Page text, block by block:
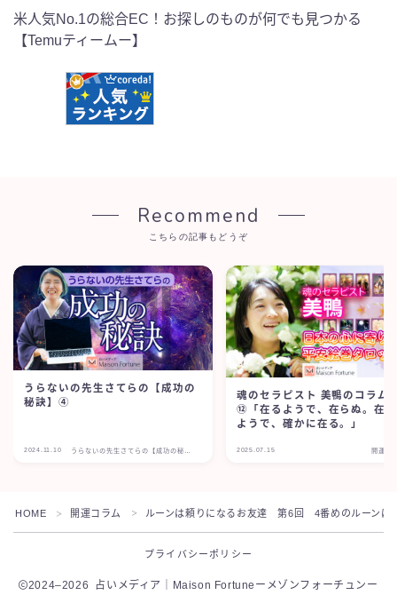
米人気No.1の総合EC！お探しのものが何でも見つかる
【Temuティームー】
Recommend
こちらの記事もどうぞ
うらないの先生さてらの【成功の
秘訣】④
2024.11.10 うらないの先生さてらの【成功の秘
魂のセラピスト 美鴨のコラム
⑫「在るようで、在らぬ。在
ようで、確かに在る。」
2025.07.15 開運コ
HOME ＞ 開運コラム ＞ ルーンは頼りになるお友達 第6回 4番めのルーンは
プライバシーポリシー
2024–2026 占いメディア｜Maison Fortuneーメゾンフォーチュンー